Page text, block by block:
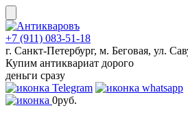
Skip
to
content
+7 (911) 083-51-18
г. Санкт-Петербург, м. Беговая, ул.
Купим антиквариат дорого
деньги сразу
0руб.